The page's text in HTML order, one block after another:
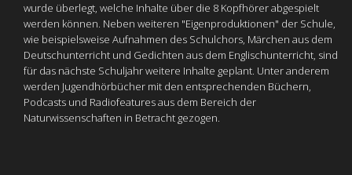
wurde überlegt, welche Inhalte über die 8 Kopfhörer abgespielt
werden können. Neben weiteren "Eigenproduktionen" der Schule,
wie beispielsweise Aufnahmen des Schulchors, Märchen aus dem
Deutschunterricht und Gedichten aus dem Englischunterricht, sind
für das nächste Schuljahr weitere Inhalte geplant. Unter anderem
werden Jugendhörbücher mit den entsprechenden Büchern,
Podcasts und Radiofeatures aus dem Bereich der
Naturwissenschaften in Betracht gezogen.